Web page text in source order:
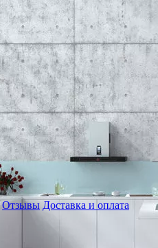
Отзывы Доставка и оплата